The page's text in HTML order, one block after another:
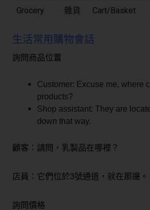
Grocery 雜貨 Cart/Basket
生活常用購物會話
詢問商品位置
Customer: Excuse me, where
products?
Shop assistant: They are
down that way.
顧客：請問，乳製品在哪裡？
店員：它們位於3號通道，就在那邊。
詢問價格